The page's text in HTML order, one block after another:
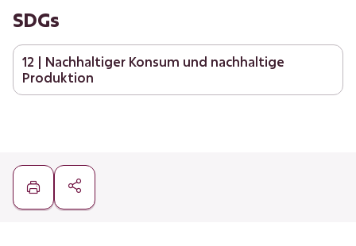
SDGs
12 | Nachhaltiger Konsum und nachhaltige
Produktion